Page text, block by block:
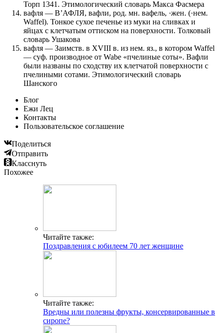
Торп 1341. Этимологический словарь Макса Фасмера
вафля — В’АФЛЯ, вафли, род. мн. вафель, ·жен. (·нем.
Waffel). Тонкое сухое печенье из муки на сливках и
яйцах с клетчатым оттиском на поверхности. Толковый
словарь Ушакова
вафля — Заимств. в XVIII в. из нем. яз., в котором Waffel
— суф. производное от Wabe «пчелиные соты». Вафли
были названы по сходству их клетчатой поверхности с
пчелиными сотами. Этимологический словарь
Шанского
Блог
Ежи Лец
Контакты
Пользовательское соглашение
Поделиться
Отправить
Класснуть
Похожее
Читайте также:
Поздравления с юбилеем 70 лет женщине
Читайте также:
Вредны или полезны фрукты, консервированные в
сиропе?